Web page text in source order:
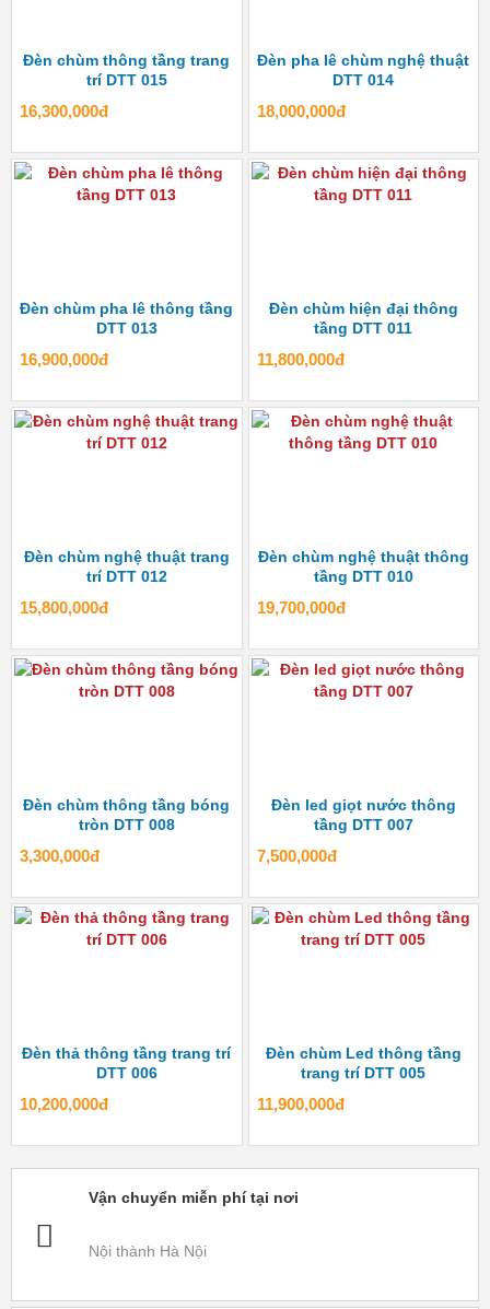
Đèn chùm thông tầng trang
trí DTT 015
16,300,000đ
Đèn pha lê chùm nghệ thuật
DTT 014
18,000,000đ
Đèn chùm pha lê thông tầng
DTT 013
16,900,000đ
Đèn chùm hiện đại thông
tầng DTT 011
11,800,000đ
Đèn chùm nghệ thuật trang
trí DTT 012
15,800,000đ
Đèn chùm nghệ thuật thông
tầng DTT 010
19,700,000đ
Đèn chùm thông tầng bóng
tròn DTT 008
3,300,000đ
Đèn led giọt nước thông
tầng DTT 007
7,500,000đ
Đèn thả thông tầng trang trí
DTT 006
10,200,000đ
Đèn chùm Led thông tầng
trang trí DTT 005
11,900,000đ
Vận chuyển miễn phí tại nơi
Nội thành Hà Nội